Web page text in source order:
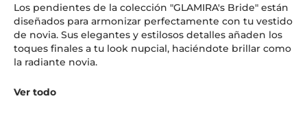
Los pendientes de la colección "GLAMIRA's Bride" están
diseñados para armonizar perfectamente con tu vestido
de novia. Sus elegantes y estilosos detalles añaden los
toques finales a tu look nupcial, haciéndote brillar como
la radiante novia.
Ver todo